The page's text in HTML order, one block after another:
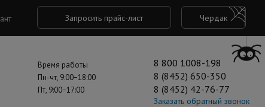
Запросить прайс-лист Чердак
Время работы
Пн-чт, 9:00−18:00
Пт, 9:00−17:00
8 800 1008-198
8 (8452) 650-350
8 (8452) 42-76-77
Заказать обратный звонок